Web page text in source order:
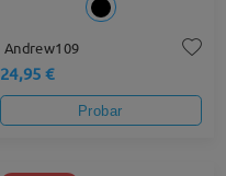
Andrew109
24,95 €
Probar